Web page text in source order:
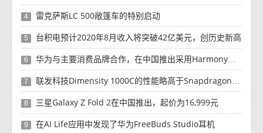
4 雷克萨斯LC 500敞篷车的特别启动
5 台积电预计2020年8月收入将突破42亿美元，创历史新高
6 华为与主要消费品牌合作，在中国推出采用HarmonyOS 2.0的智能家居产品
7 联发科技Dimensity 1000C的性能略高于Snapdragon 765G
8 三星Galaxy Z Fold 2在中国推出，起价为16,999元
9 在AI Life应用中发现了华为FreeBuds Studio耳机